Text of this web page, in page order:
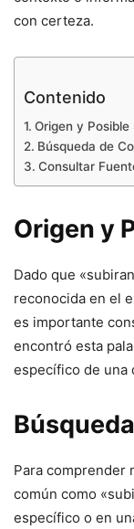
con certeza.
Contenido
Origen y Posible
Búsqueda de
Consultar
Origen y
Dado que
reconocida en el
es importante
encontró esta
específico de una
Para comprender
común como
específico o en